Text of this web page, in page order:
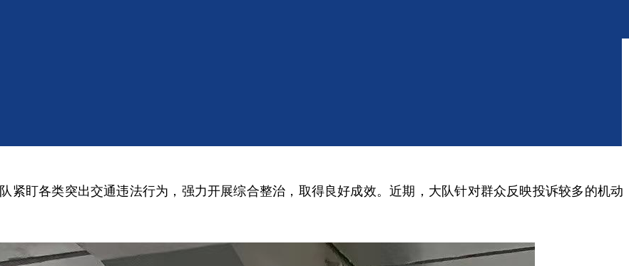
紧盯各类突出交通违法行为，强力开展综合整治，取得良好成效。近期，大队针对群众反映投诉较多的机动